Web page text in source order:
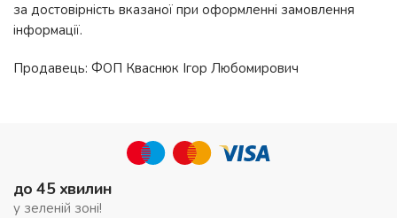
за достовірність вказаної при оформленні замовлення
інформації.
Продавець: ФОП Кваснюк Ігор Любомирович
до 45 хвилин
у зеленій зоні!